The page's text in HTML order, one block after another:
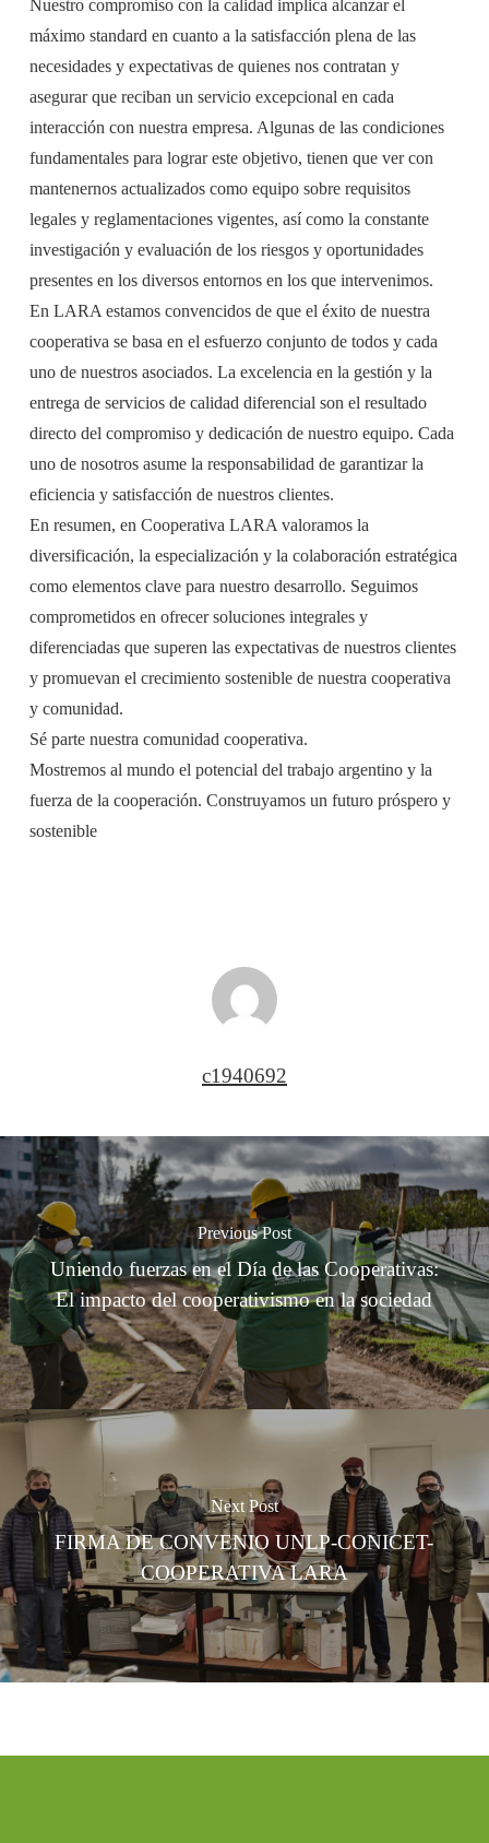
Nuestro compromiso con la calidad implica alcanzar el
máximo standard en cuanto a la satisfacción plena de las
necesidades y expectativas de quienes nos contratan y
asegurar que reciban un servicio excepcional en cada
interacción con nuestra empresa. Algunas de las condiciones
fundamentales para lograr este objetivo, tienen que ver con
mantenernos actualizados como equipo sobre requisitos
legales y reglamentaciones vigentes, así como la constante
investigación y evaluación de los riesgos y oportunidades
presentes en los diversos entornos en los que intervenimos.
En LARA estamos convencidos de que el éxito de nuestra
cooperativa se basa en el esfuerzo conjunto de todos y cada
uno de nuestros asociados. La excelencia en la gestión y la
entrega de servicios de calidad diferencial son el resultado
directo del compromiso y dedicación de nuestro equipo. Cada
uno de nosotros asume la responsabilidad de garantizar la
eficiencia y satisfacción de nuestros clientes.
En resumen, en Cooperativa LARA valoramos la
diversificación, la especialización y la colaboración estratégica
como elementos clave para nuestro desarrollo. Seguimos
comprometidos en ofrecer soluciones integrales y
diferenciadas que superen las expectativas de nuestros clientes
y promuevan el crecimiento sostenible de nuestra cooperativa
y comunidad.
Sé parte nuestra comunidad cooperativa.
Mostremos al mundo el potencial del trabajo argentino y la
fuerza de la cooperación. Construyamos un futuro próspero y
sostenible
c1940692
Previous Post
Uniendo fuerzas en el Día de las Cooperativas:
El impacto del cooperativismo en la sociedad
Next Post
FIRMA DE CONVENIO UNLP-CONICET-
COOPERATIVA LARA